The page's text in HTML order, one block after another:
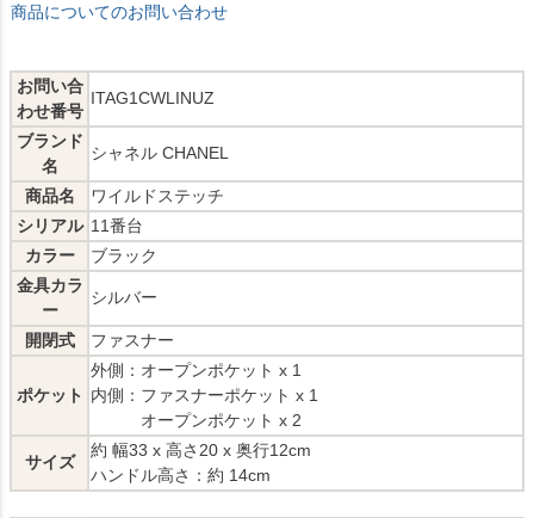
商品についてのお問い合わせ
お問い合
わせ番号
ITAG1CWLINUZ
ブランド
名
シャネル CHANEL
商品名
ワイルドステッチ
シリアル 11番台
カラー
ブラック
金具カラ
ー
シルバー
開閉式 ファスナー
ポケット
外側：オープンポケット x 1
内側：ファスナーポケット x 1
オープンポケット x 2
サイズ
約 幅33 x 高さ20 x 奥行12cm
ハンドル高さ：約 14cm